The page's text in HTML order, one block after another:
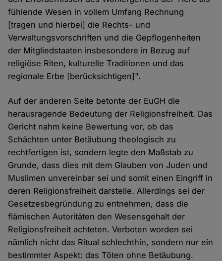
fühlende Wesen in vollem Umfang Rechnung
[tragen und hierbei] die Rechts- und
Verwaltungsvorschriften und die Gepflogenheiten
der Mitgliedstaaten insbesondere in Bezug auf
religiöse Riten, kulturelle Traditionen und das
regionale Erbe [berücksichtigen]".
Auf der anderen Seite betonte der EuGH die
herausragende Bedeutung der Religionsfreiheit. Das
Gericht nahm keine Bewertung vor, ob das
Schächten unter Betäubung theologisch zu
rechtfertigen ist, sondern legte den Maßstab zu
Grunde, dass dies mit dem Glauben von Juden und
Muslimen unvereinbar sei und somit einen Eingriff in
deren Religionsfreiheit darstelle. Allerdings sei der
Gesetzesbegründung zu entnehmen, dass die
flämischen Autoritäten den Wesensgehalt der
Religionsfreiheit achteten. Verboten worden sei
nämlich nicht das Ritual schlechthin, sondern nur ein
bestimmter Aspekt: das Töten ohne Betäubung.